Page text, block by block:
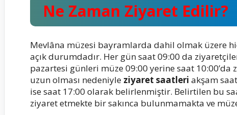
Ne Zaman Ziyaret Edilir?
Mevlâna müzesi bayramlarda dahil olmak üzere
açık durumdadır. Her gün saat 09:00 da
pazartesi günleri müze 09:00 yerine saat 10:00’da
uzun olması nedeniyle ziyaret saatleri akşam
ise saat 17:00 olarak belirlenmiştir. Belirtilen bu
ziyaret etmekte bir sakınca bulunmamakta ve